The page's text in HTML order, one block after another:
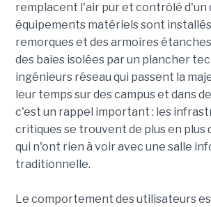
remplacent l'air pur et contrôlé d'un
équipements matériels sont
remorques et des armoires
des baies isolées par un plancher
ingénieurs réseau qui passent la
leur temps sur des campus et dans
c'est un rappel important : les
critiques se trouvent de plus en plus
qui n'ont rien à voir avec une salle
traditionnelle.
Le comportement des utilisateurs